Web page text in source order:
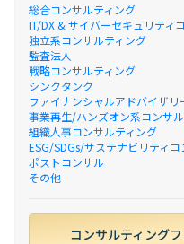
総合コンサルティング
IT/DX & サイバーセキュリティ
独立系コンサルティング
監査法人
戦略コンサルティング
シンクタンク
ファイナンシャルアドバイザリ
事業再生/ハンズオン系コンサ
組織人事コンサルティング
ESG/SDGs/サステナビリティ
ポストコンサル
その他
コンサルティング